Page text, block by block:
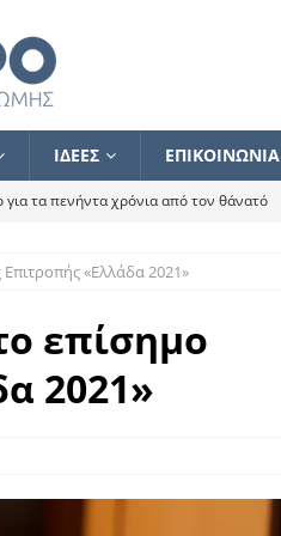
ΙΔΕΕΣ ΕΠΙΚΟΙΝΩΝΙΑ
για τα πενήντα χρόνια από τον θάνατό
ΑΝΑΓΝΩΣΕΙΣ
και κέντρο το οποίο
– Συνεχίζουμε
«Ελλάδα 2021»
επίσημο
2021»